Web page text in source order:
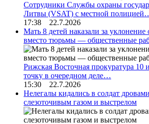
Сотрудники Службы охраны
Литвы (VSAT) с местной
17:38 22.7.2026
Мать 8 детей наказали за уклонение
вместо тюрьмы — общественные
Рижская Восточная прокуратура 10
точку в очередном деле…
15:30 22.7.2026
Нелегалы кидались в солдат
слезоточивым газом и выстрелом